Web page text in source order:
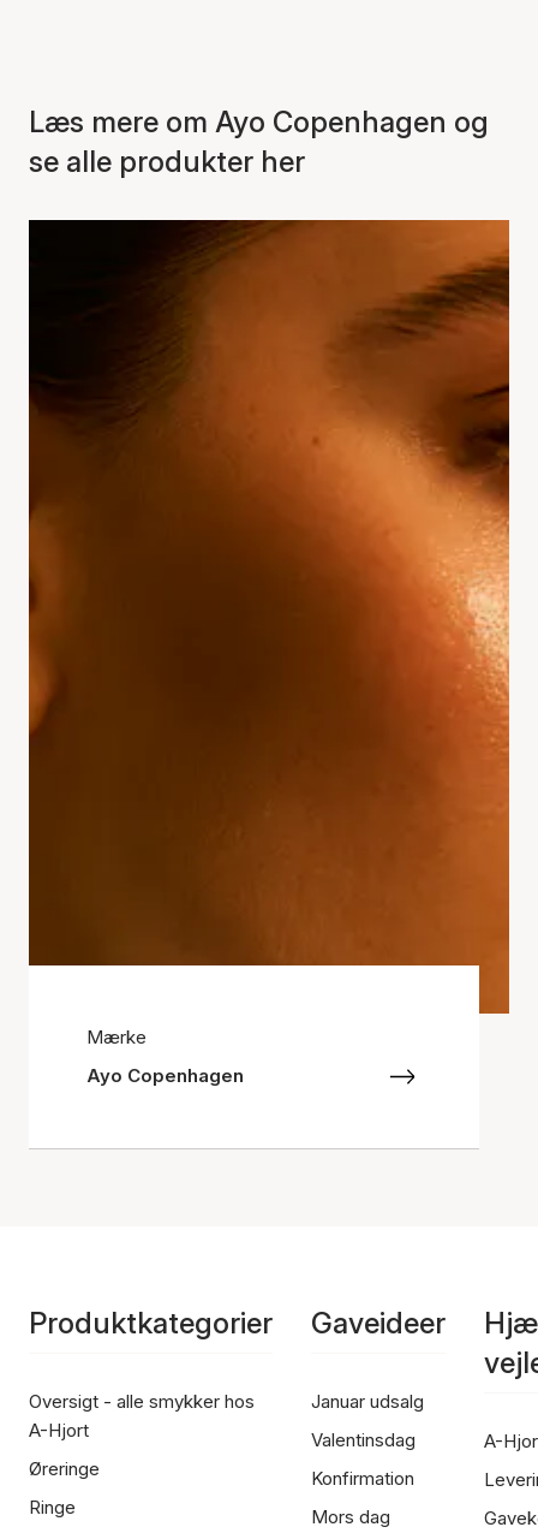
Læs mere om Ayo Copenhagen og
se alle produkter her
Mærke
Ayo Copenhagen
Produktkategorier
Oversigt - alle smykker hos
A-Hjort
Øreringe
Ringe
Gaveideer
Januar udsalg
Valentinsdag
Konfirmation
Mors dag
A-